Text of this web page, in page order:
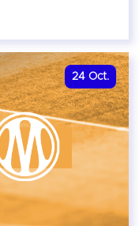
24 Oct.